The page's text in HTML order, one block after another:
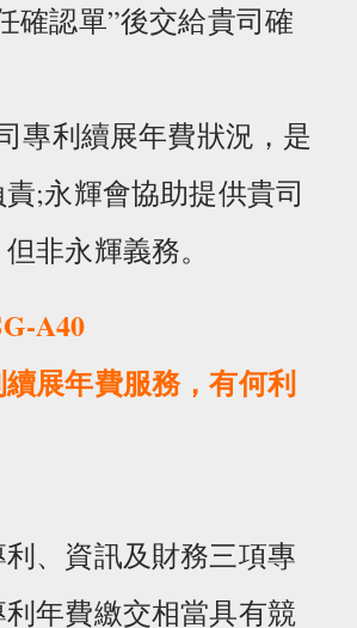
確認單”後交給貴司確
專利續展年費狀況，是
;永輝會協助提供貴司
非永輝義務。
A40
展年費服務，有何利
、資訊及財務三項專
年費繳交相當具有競